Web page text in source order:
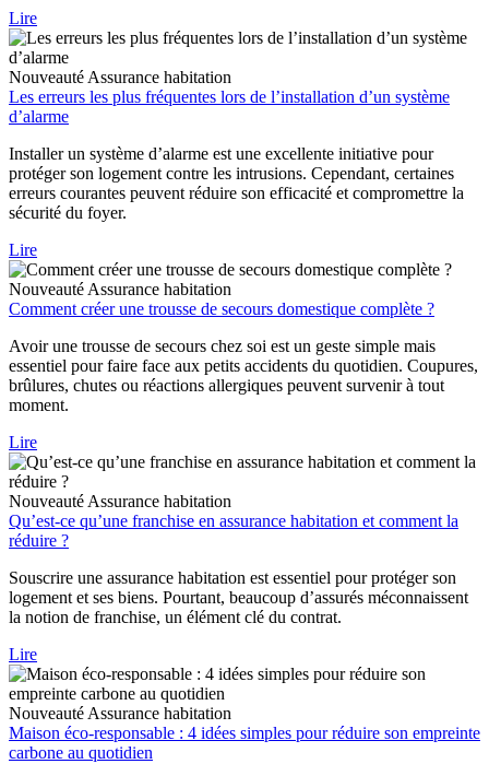
Lire
Nouveauté Assurance habitation
Les erreurs les plus fréquentes lors de l’installation d’un système
d’alarme
Installer un système d’alarme est une excellente initiative pour
protéger son logement contre les intrusions. Cependant, certaines
erreurs courantes peuvent réduire son efficacité et compromettre la
sécurité du foyer.
Lire
Nouveauté Assurance habitation
Comment créer une trousse de secours domestique complète ?
Avoir une trousse de secours chez soi est un geste simple mais
essentiel pour faire face aux petits accidents du quotidien. Coupures,
brûlures, chutes ou réactions allergiques peuvent survenir à tout
moment.
Lire
Nouveauté Assurance habitation
Qu’est-ce qu’une franchise en assurance habitation et comment la
réduire ?
Souscrire une assurance habitation est essentiel pour protéger son
logement et ses biens. Pourtant, beaucoup d’assurés méconnaissent
la notion de franchise, un élément clé du contrat.
Lire
Nouveauté Assurance habitation
Maison éco-responsable : 4 idées simples pour réduire son empreinte
carbone au quotidien